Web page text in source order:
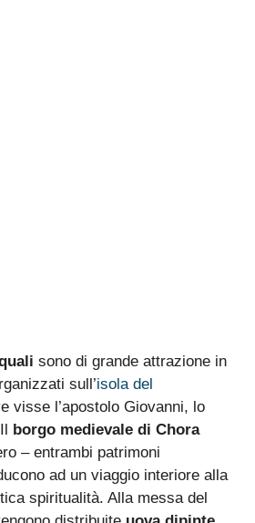
sono di grande attrazione in
sull’isola del
visse l’apostolo Giovanni, lo
borgo medievale di Chora
– entrambi patrimoni
ad un viaggio interiore alla
spiritualità. Alla messa del